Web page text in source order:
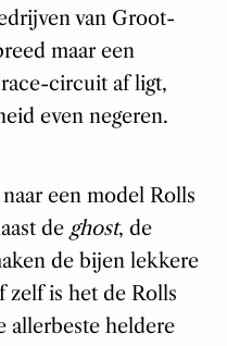
van Groot-
maar een
circuit af ligt,
even negeren.
een model Rolls
de ghost, de
de bijen lekkere
zelf is het de Rolls
allerbeste heldere